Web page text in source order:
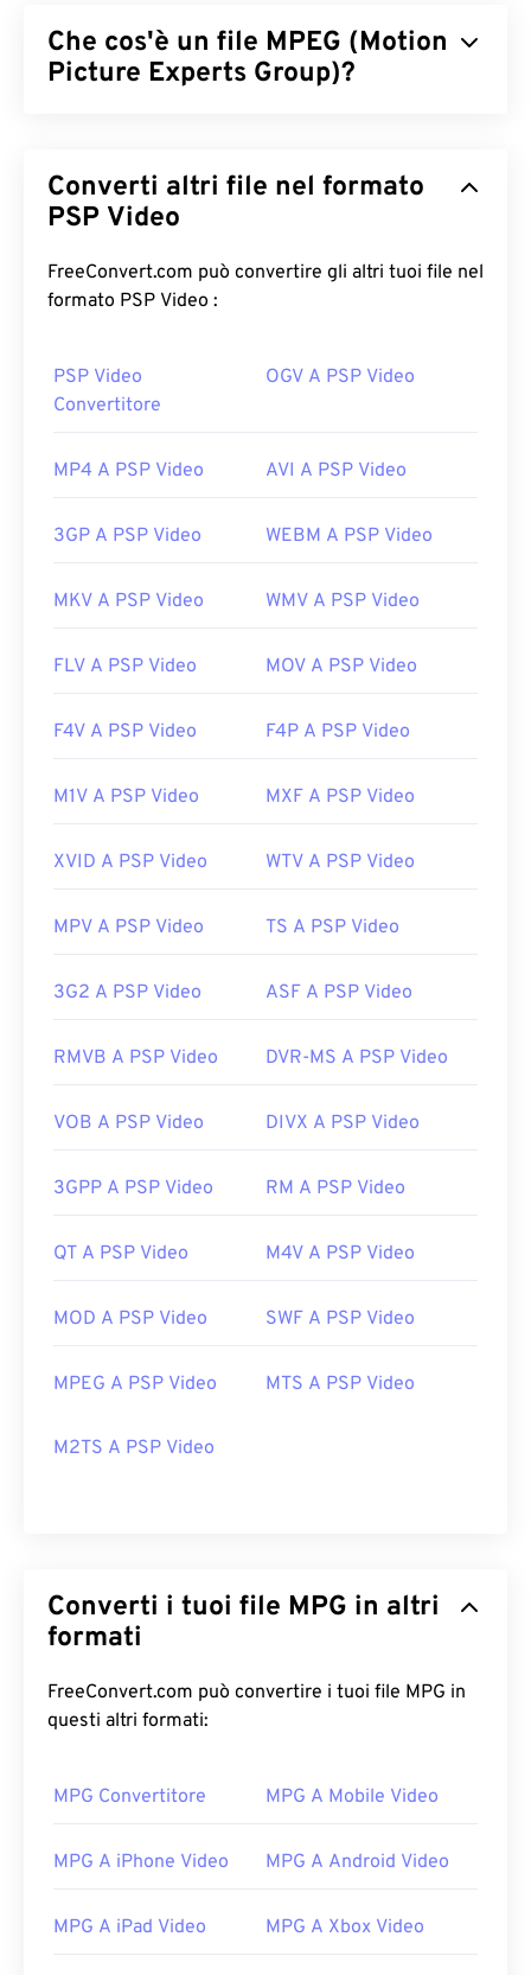
Che cos'è un file MPEG (Motion
Picture Experts Group)?
nome dell'organizzazione che ne ha sviluppato gli
standard. Il formato utilizza una compressione
piccole dimensioni ma di qualità relativamente
buona. L'estensione MPEG è strettamente
Come aprire un file MPEG?
video predefinito del sistema operativo. Su
capitoli, didascalie, sottotitoli, tag di metadati o
Internet o riprodotti su un lettore hardware.
di software di terze parti, ad esempio quando il file
un decoder video MPEG-2 (DVD decoder pack). Se
player.
(MPEG)
Link utili:
https://en.wikipedia.org/wiki/
Converti altri file nel formato
PSP Video
FreeConvert.com può convertire gli altri tuoi file nel
formato PSP Video :
PSP Video
Convertitore
OGV A PSP Video
MP4 A PSP Video AVI A PSP Video
3GP A PSP Video WEBM A PSP Video
MKV A PSP Video WMV A PSP Video
FLV A PSP Video MOV A PSP Video
F4V A PSP Video F4P A PSP Video
M1V A PSP Video MXF A PSP Video
XVID A PSP Video WTV A PSP Video
MPV A PSP Video TS A PSP Video
3G2 A PSP Video ASF A PSP Video
RMVB A PSP Video DVR-MS A PSP Video
VOB A PSP Video DIVX A PSP Video
3GPP A PSP Video RM A PSP Video
QT A PSP Video M4V A PSP Video
MOD A PSP Video SWF A PSP Video
MPEG A PSP Video MTS A PSP Video
M2TS A PSP Video
Converti i tuoi file MPG in altri
formati
FreeConvert.com può convertire i tuoi file MPG in
questi altri formati:
MPG Convertitore MPG A Mobile Video
MPG A iPhone Video MPG A Android Video
MPG A iPad Video MPG A Xbox Video